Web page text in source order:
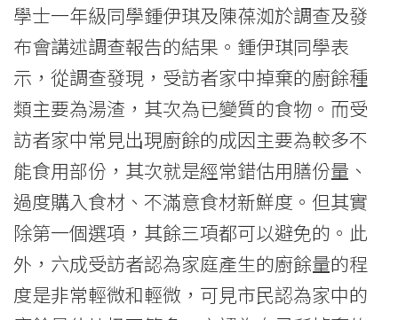
學士一年級同學鍾伊琪及陳葆洳於調查及發
布會講述調查報告的結果。鍾伊琪同學表
示，從調查發現，受訪者家中掉棄的廚餘種
類主要為湯渣，其次為已變質的食物。而受
訪者家中常見出現廚餘的成因主要為較多不
能食用部份，其次就是經常錯估用膳份量、
過度購入食材、不滿意食材新鮮度。但其實
除第一個選項，其餘三項都可以避免的。此
外，六成受訪者認為家庭產生的廚餘量的程
度是非常輕微和輕微，可見市民認為家中的